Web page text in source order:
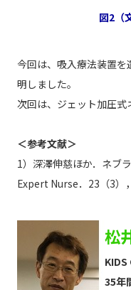
図2（
今回は、吸入療法装置
明しました。
次回は、ジェット加圧式
＜参考文献＞
1）深澤伸慈ほか．ネブ
Expert Nurse．23（3）
松
KIDS
35年